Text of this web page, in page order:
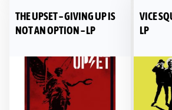
THE UPSET – GIVING UP IS
NOT AN OPTION – LP
VICE
LP